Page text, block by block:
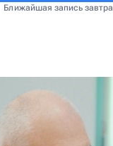
Ближайшая запись завтра